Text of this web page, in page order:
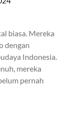
biasa. Mereka
dengan
Indonesia.
mereka
pernah